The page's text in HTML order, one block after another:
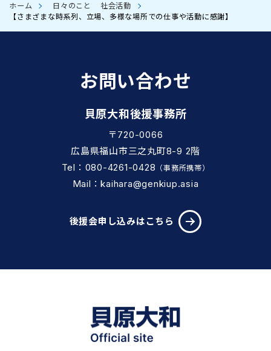
ホーム 日々のこと
社会活動
【さまざまな時系列、立場、多様な場所での仕事や活動に感謝】
お問い合わせ
貝原大和後援事務所
〒720-0066
広島県福山市三之丸町8-9 2階
Tel：080-4261-0428 （事務所携帯）
Mail：kaihara@genkiup.asia
後援会申し込みはこちら